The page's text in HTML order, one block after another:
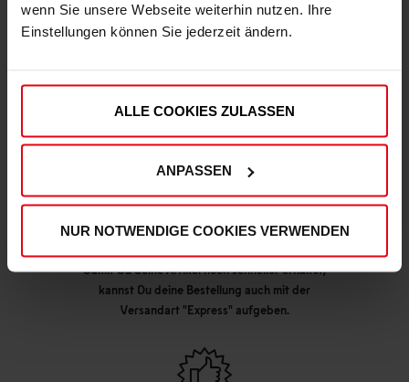
wenn Sie unsere Webseite weiterhin nutzen. Ihre
Einstellungen können Sie jederzeit ändern.
ALLE COOKIES ZULASSEN
ANPASSEN
NUR NOTWENDIGE COOKIES VERWENDEN
Express Lieferung möglich
Damit Du deine Artikel noch schneller erhältst,
kannst Du deine Bestellung auch mit der
Versandart "Express" aufgeben.